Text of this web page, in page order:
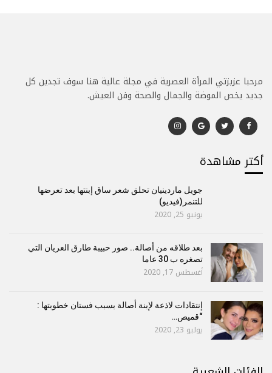
مرحبا عزيزتي المرأة العصرية في مجلة عالية هنا سوف تجدين كل
جديد يخص الموضة والجمال والصحة وفن العيش.
أكتر مشاهدة
جويل ماردينيان تحلق شعر ساق إبنتها بعد تعرضها
للتنمر(فيديو)
يونيو 25, 2020
بعد طلاقه من أصالة.. صور حبيبة طارق العريان التي
تصغره ب 30 عاما
أغسطس 17, 2020
إنتقادات لاذعة لإبنة أصالة بسبب فستان خطوبتها :
“قميص…
يوليو 23, 2020